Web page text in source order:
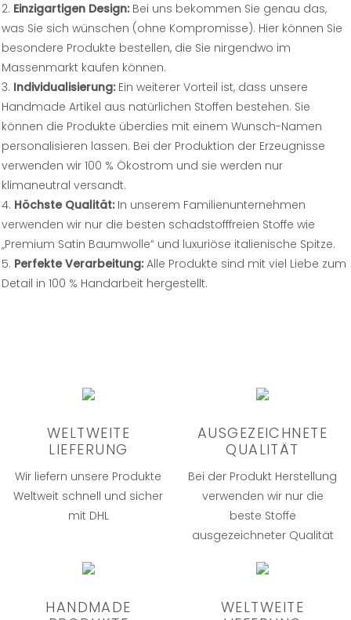
Einzigartigen Design:Bei uns bekommen Sie genau das,
was Sie sich wünschen (ohne Kompromisse). Hier können Sie
besondere Produkte bestellen, die Sie nirgendwo im
Massenmarkt kaufen können.
Individualisierung:Ein weiterer Vorteil ist, dass unsere
Handmade Artikel aus natürlichen Stoffen bestehen. Sie
können die Produkte überdies mit einem Wunsch-Namen
personalisieren lassen. Bei der Produktion der Erzeugnisse
verwenden wir 100 % Ökostrom und sie werden nur
klimaneutral versandt.
Höchste Qualität:In unserem Familienunternehmen
verwenden wir nur die besten schadstofffreien Stoffe wie
„Premium Satin Baumwolle“ und luxuriöse italienische Spitze.
Perfekte Verarbeitung:Alle Produkte sind mit viel Liebe zum
Detail in 100 % Handarbeit hergestellt.
WELTWEITE
LIEFERUNG
Wir liefern unsere Produkte
Weltweit schnell und sicher
mit DHL
AUSGEZEICHNETE
QUALITÄT
Bei der Produkt Herstellung
verwenden wir nur die
beste Stoffe
ausgezeichneter Qualität
HANDMADE
WELTWEITE